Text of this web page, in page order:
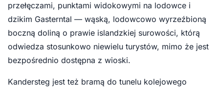
przełęczami, punktami widokowymi na lodowce i
dzikim Gasterntal — wąską, lodowcowo wyrzeźbioną
boczną doliną o prawie islandzkiej surowości, którą
odwiedza stosunkowo niewielu turystów, mimo że jest
bezpośrednio dostępna z wioski.
Kandersteg jest też bramą do tunelu kolejowego